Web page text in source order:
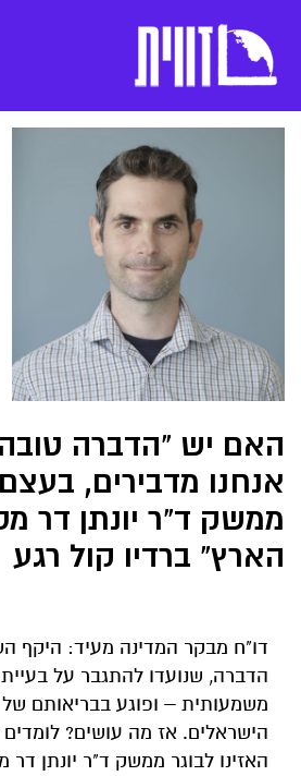
האם יש "הדברה
אנחנו מדבירים,
ממשק ד"ר יונתן דר
הארץ" ברדיו קול רגע
דו"ח מבקר המדינה מעיד: היקף
הדברה, שנועדו להתגבר על
משמעותית – ופוגע בבריאותם של
הישראלים. אז מה עושים?
האזינו לבוגר ממשק ד"ר יונתן